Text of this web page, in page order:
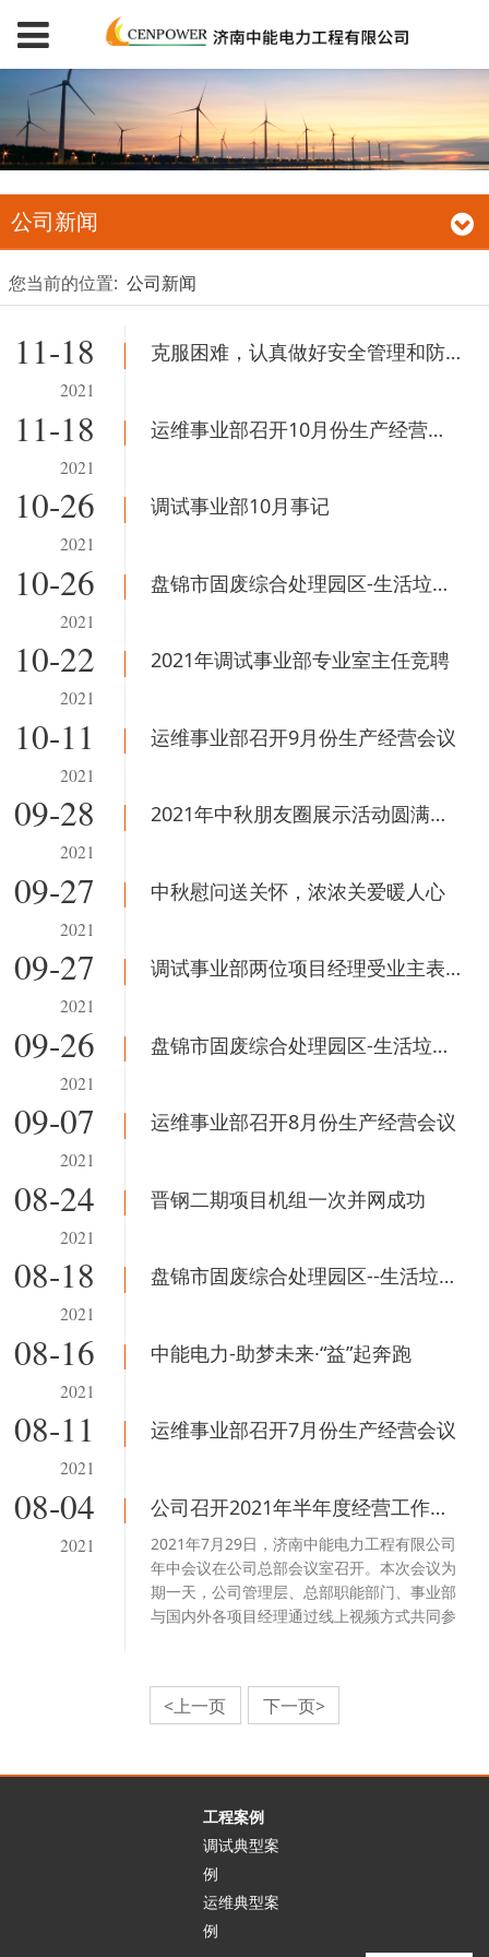
公司新闻
您当前的位置: 公司新闻
11-18
2021
克服困难，认真做好安全管理和防疫防控
11-18
2021
运维事业部召开10月份生产经营会议
10-26
2021
调试事业部10月事记
10-26
2021
盘锦市固废综合处理园区-生活垃圾焚烧发电项目冲转、并网成功
10-22
2021
2021年调试事业部专业室主任竞聘
10-11
2021
运维事业部召开9月份生产经营会议
09-28
2021
2021年中秋朋友圈展示活动圆满结束
09-27
2021
中秋慰问送关怀，浓浓关爱暖人心
09-27
2021
调试事业部两位项目经理受业主表彰
09-26
2021
盘锦市固废综合处理园区-生活垃圾焚烧发电项目#1机组吹管顺利结束
09-07
2021
运维事业部召开8月份生产经营会议
08-24
2021
晋钢二期项目机组一次并网成功
08-18
2021
盘锦市固废综合处理园区--生活垃圾焚烧发电项目 倒送电一次成功
08-16
2021
中能电力-助梦未来·“益”起奔跑
08-11
2021
运维事业部召开7月份生产经营会议
08-04
2021
公司召开2021年半年度经营工作会议
2021年7月29日，济南中能电力工程有限公司
年中会议在公司总部会议室召开。本次会议为
期一天，公司管理层、总部职能部门、事业部
与国内外各项目经理通过线上视频方式共同参
<上一页 下一页>
工程案例
调试典型案
例
运维典型案
例